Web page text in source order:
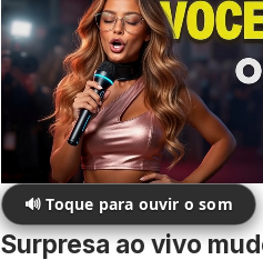
🔊 Toque para ouvir o som
Surpresa ao vivo